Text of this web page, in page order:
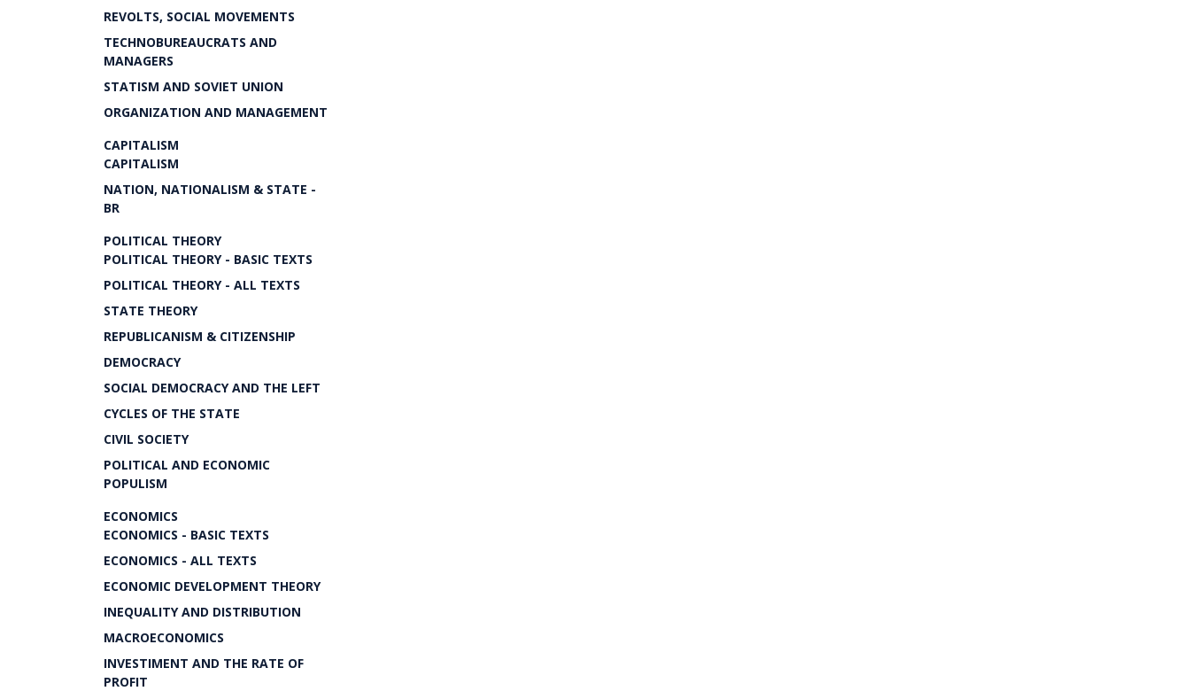
REVOLTS, SOCIAL MOVEMENTS
TECHNOBUREAUCRATS AND
MANAGERS
STATISM AND SOVIET UNION
ORGANIZATION AND MANAGEMENT
CAPITALISM
CAPITALISM
NATION, NATIONALISM & STATE -
BR
POLITICAL THEORY
POLITICAL THEORY - BASIC TEXTS
POLITICAL THEORY - ALL TEXTS
STATE THEORY
REPUBLICANISM & CITIZENSHIP
DEMOCRACY
SOCIAL DEMOCRACY AND THE LEFT
CYCLES OF THE STATE
CIVIL SOCIETY
POLITICAL AND ECONOMIC
POPULISM
ECONOMICS
ECONOMICS - BASIC TEXTS
ECONOMICS - ALL TEXTS
ECONOMIC DEVELOPMENT THEORY
INEQUALITY AND DISTRIBUTION
MACROECONOMICS
INVESTIMENT AND THE RATE OF
PROFIT